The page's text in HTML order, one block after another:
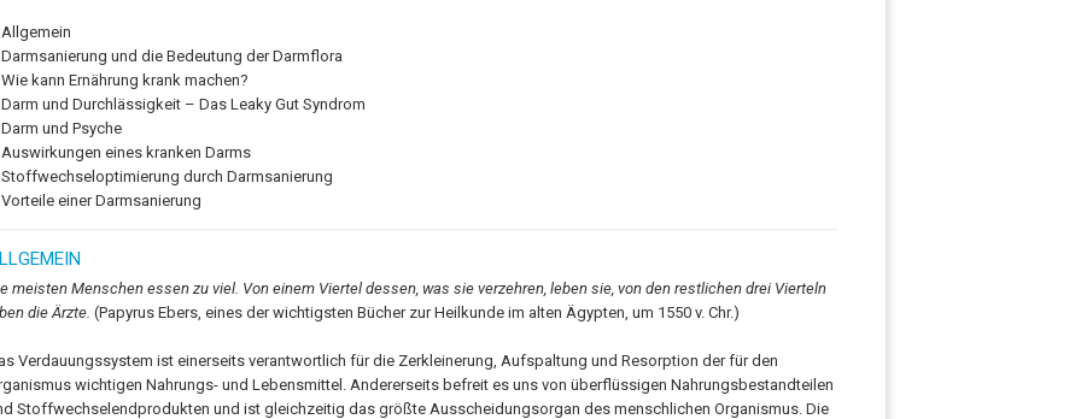
Allgemein
Darmsanierung und die Bedeutung der Darmflora
Wie kann Ernährung krank machen?
Darm und Durchlässigkeit – Das Leaky Gut Syndrom
Darm und Psyche
Auswirkungen eines kranken Darms
Stoffwechseloptimierung durch Darmsanierung
Vorteile einer Darmsanierung
meisten Menschen essen zu viel. Von einem Viertel dessen, was sie verzehren, leben sie, von den restlichen drei Vierteln
die Ärzte. (Papyrus Ebers, eines der wichtigsten Bücher zur Heilkunde im alten Ägypten, um 1550 v. Chr.)
Verdauungssystem ist einerseits verantwortlich für die Zerkleinerung, Aufspaltung und Resorption der für den
wichtigen Nahrungs- und Lebensmittel. Andererseits befreit es uns von überflüssigen Nahrungsbestandteilen
Stoffwechselendprodukten und ist gleichzeitig das größte Ausscheidungsorgan des menschlichen Organismus. Die